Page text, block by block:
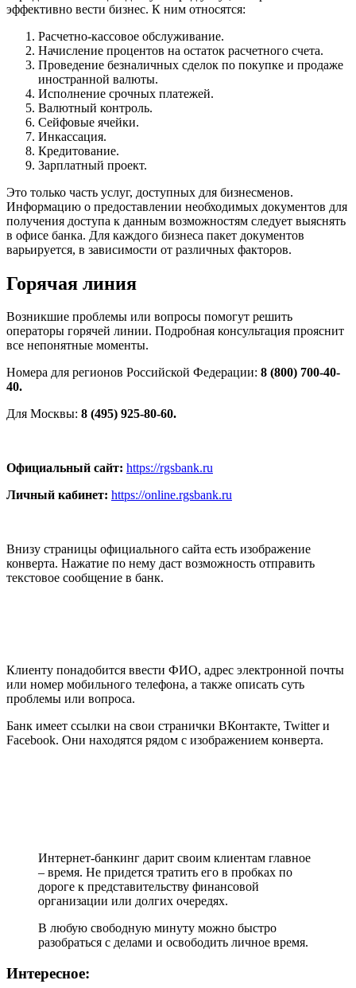
эффективно вести бизнес. К ним относятся:
Расчетно-кассовое обслуживание.
Начисление процентов на остаток расчетного счета.
Проведение безналичных сделок по покупке и продаже
иностранной валюты.
Исполнение срочных платежей.
Валютный контроль.
Сейфовые ячейки.
Инкассация.
Кредитование.
Зарплатный проект.
Это только часть услуг, доступных для бизнесменов.
Информацию о предоставлении необходимых документов для
получения доступа к данным возможностям следует выяснять
в офисе банка. Для каждого бизнеса пакет документов
варьируется, в зависимости от различных факторов.
Горячая линия
Возникшие проблемы или вопросы помогут решить
операторы горячей линии. Подробная консультация прояснит
все непонятные моменты.
Номера для регионов Российской Федерации: 8 (800) 700-40-
40.
Для Москвы: 8 (495) 925-80-60.
Официальный сайт: https://rgsbank.ru
Личный кабинет: https://online.rgsbank.ru
Внизу страницы официального сайта есть изображение
конверта. Нажатие по нему даст возможность отправить
текстовое сообщение в банк.
Клиенту понадобится ввести ФИО, адрес электронной почты
или номер мобильного телефона, а также описать суть
проблемы или вопроса.
Банк имеет ссылки на свои странички ВКонтакте, Twitter и
Facebook. Они находятся рядом с изображением конверта.
Интернет-банкинг дарит своим клиентам главное
– время. Не придется тратить его в пробках по
дороге к представительству финансовой
организации или долгих очередях.
В любую свободную минуту можно быстро
разобраться с делами и освободить личное время.
Интересное: